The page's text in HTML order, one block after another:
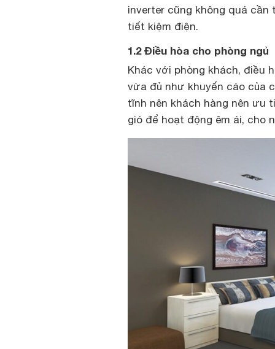
inverter cũng không quá
tiết kiệm điện.
1.2 Điều hòa cho phòng ngủ
Khác với phòng khách, điều
vừa đủ như khuyến cáo của
tĩnh nên khách hàng nên ưu
gió để hoạt động êm ái, cho